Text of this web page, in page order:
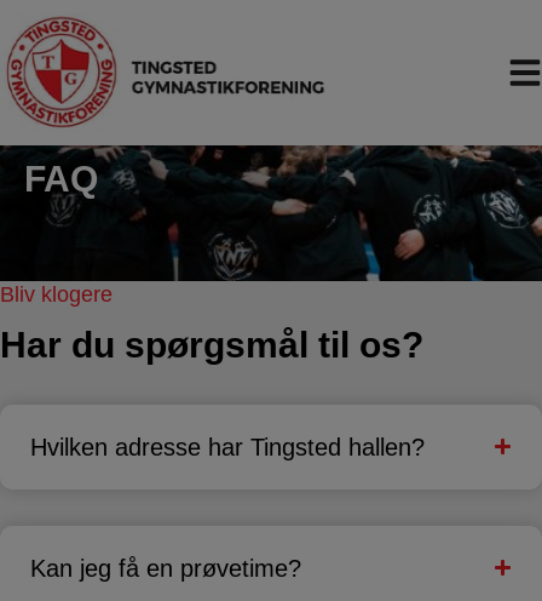
indholdet
FAQ
Bliv klogere
Har du spørgsmål til os?
Hvilken adresse har Tingsted hallen?
Kan jeg få en prøvetime?